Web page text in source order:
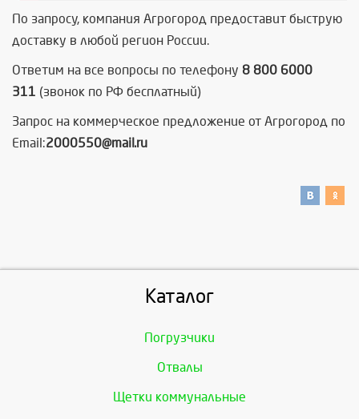
По запросу, компания Агрогород предоставит быструю
доставку в любой регион России.
Ответим на все вопросы по телефону 8 800 6000
311 (звонок по РФ бесплатный)
Запрос на коммерческое предложение от Агрогород по
Email:2000550@mail.ru
Каталог
Погрузчики
Отвалы
Щетки коммунальные